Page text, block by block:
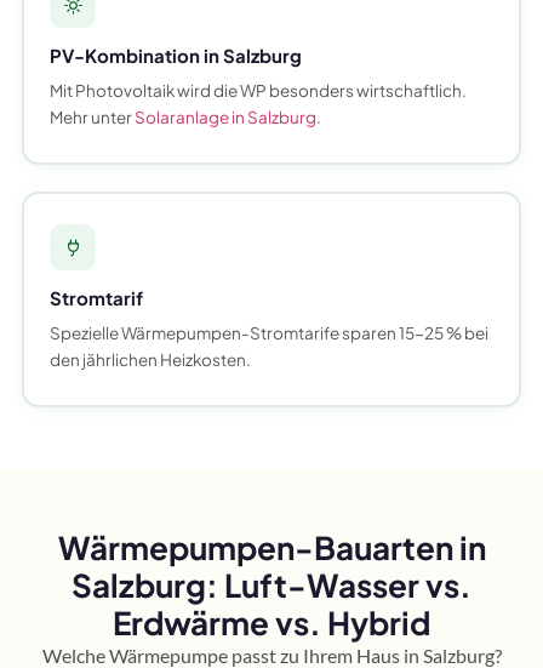
PV-Kombination in Salzburg
Mit Photovoltaik wird die WP besonders wirtschaftlich.
Mehr unterSolaranlage in Salzburg.
Stromtarif
Spezielle Wärmepumpen-Stromtarife sparen 15-25 % bei
den jährlichen Heizkosten.
Wärmepumpen-Bauarten in
Salzburg: Luft-Wasser vs.
Erdwärme vs. Hybrid
Welche Wärmepumpe passt zu Ihrem Haus in Salzburg?